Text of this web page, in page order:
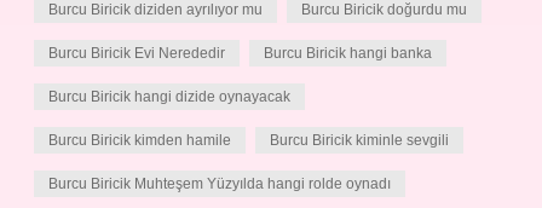
Burcu Biricik diziden ayrılıyor mu Burcu Biricik doğurdu mu
Burcu Biricik Evi Nerededir Burcu Biricik hangi banka
Burcu Biricik hangi dizide oynayacak
Burcu Biricik kimden hamile Burcu Biricik kiminle sevgili
Burcu Biricik Muhteşem Yüzyılda hangi rolde oynadı